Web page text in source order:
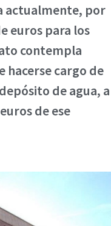
actualmente, por
euros para los
contempla
hacerse cargo de
de agua, a
de ese